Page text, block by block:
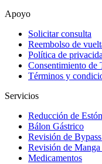
Apoyo
Solicitar consulta
Reembolso de
Política de
Consentimiento de
Términos y
Servicios
Reducción de
Bálon Gástrico
Revisión de
Revisión de Manga
Medicamentos